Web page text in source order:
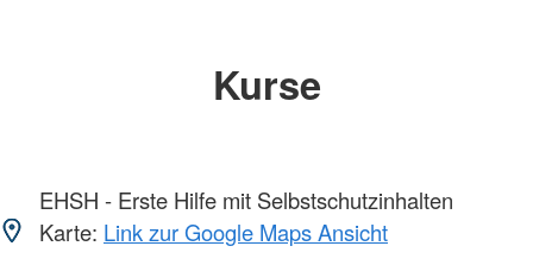
Kurse
EHSH - Erste Hilfe mit Selbstschutzinhalten
Karte: Link zur Google Maps Ansicht